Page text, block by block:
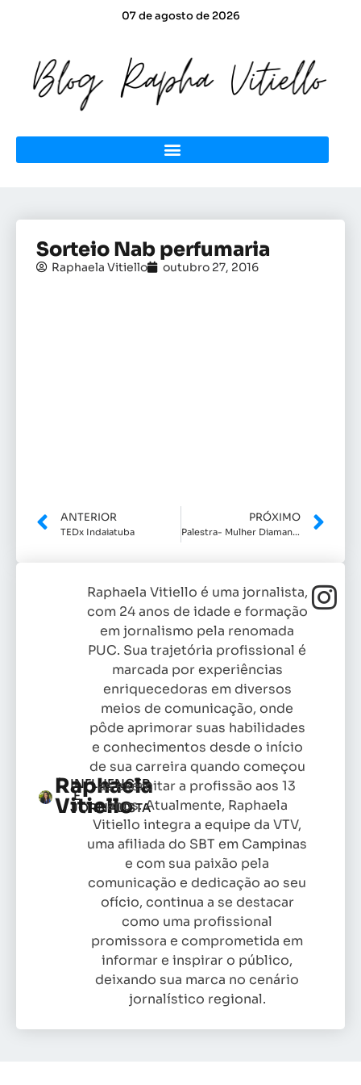
07 de agosto de 2026
Sorteio Nab perfumaria
Raphaela Vitiello outubro 27, 2016
ANTERIOR
TEDx Indaiatuba
PRÓXIMO
Palestra- Mulher Diamante
Raphaela
Vitiello
INFLUENCER
E
JORNALISTA
Raphaela Vitiello é uma jornalista,
com 24 anos de idade e formação
em jornalismo pela renomada
PUC. Sua trajetória profissional é
marcada por experiências
enriquecedoras em diversos
meios de comunicação, onde
pôde aprimorar suas habilidades
e conhecimentos desde o início
de sua carreira quando começou
as exercitar a profissão aos 13
anos. Atualmente, Raphaela
Vitiello integra a equipe da VTV,
uma afiliada do SBT em Campinas
e com sua paixão pela
comunicação e dedicação ao seu
ofício, continua a se destacar
como uma profissional
promissora e comprometida em
informar e inspirar o público,
deixando sua marca no cenário
jornalístico regional.